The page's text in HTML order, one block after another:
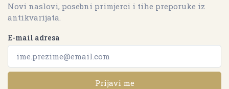
Novi naslovi, posebni primjerci i tihe preporuke iz
antikvarijata.
E-mail adresa
Prijavi me